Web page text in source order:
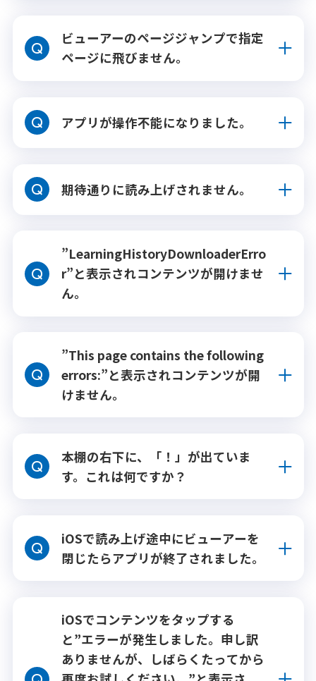
ビューアーのページジャンプで指定
ページに飛びません。
アプリが操作不能になりました。
期待通りに読み上げされません。
”LearningHistoryDownloaderErro
r”と表示されコンテンツが開けませ
ん。
”This page contains the following
errors:”と表示されコンテンツが開
けません。
本棚の右下に、「！」が出ていま
す。これは何ですか？
iOSで読み上げ途中にビューアーを
閉じたらアプリが終了されました。
iOSでコンテンツをタップする
と”エラーが発生しました。申し訳
ありませんが、しばらくたってから